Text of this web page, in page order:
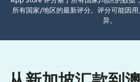
所有国家/地区的最新评分。评分可能因
异。